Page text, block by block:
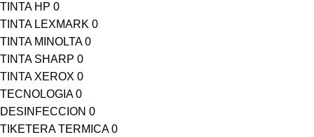
TINTA HP 0
TINTA LEXMARK 0
TINTA MINOLTA 0
TINTA SHARP 0
TINTA XEROX 0
TECNOLOGIA 0
DESINFECCION 0
TIKETERA TERMICA 0